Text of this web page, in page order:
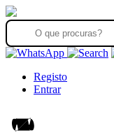
Registo
Entrar